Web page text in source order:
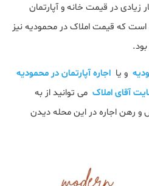
بسیار زیادی در قیمت خانه و آپارتمان
است که قیمت املاک در محمودیه نیز
و یا اجاره آپارتمان در محمودیه
آقای املاک می توانید از به
و رهن اجاره در این محله دیدن